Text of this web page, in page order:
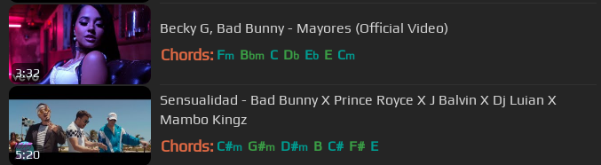
3:32
Becky G, Bad Bunny - Mayores (Official Video)
Chords: Fm Bbm C Db Eb E Cm
5:20
Sensualidad - Bad Bunny X Prince Royce X J Balvin X Dj Luian X
Mambo Kingz
Chords: C#m G#m D#m B C# F# E